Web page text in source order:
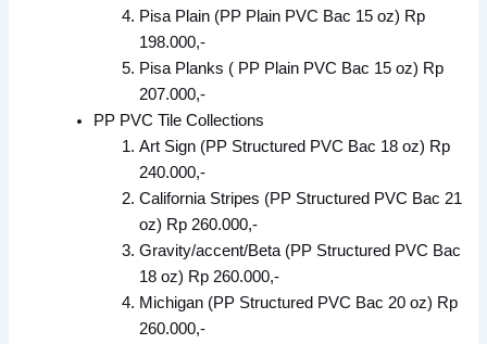
Pisa Plain (PP Plain PVC Bac 15 oz) Rp
198.000,-
Pisa Planks ( PP Plain PVC Bac 15 oz) Rp
207.000,-
PP PVC Tile Collections
Art Sign (PP Structured PVC Bac 18 oz) Rp
240.000,-
California Stripes (PP Structured PVC Bac 21
oz) Rp 260.000,-
Gravity/accent/Beta (PP Structured PVC Bac
18 oz) Rp 260.000,-
Michigan (PP Structured PVC Bac 20 oz) Rp
260.000,-